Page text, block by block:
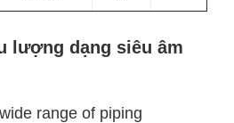
lượng dạng siêu âm
range of piping